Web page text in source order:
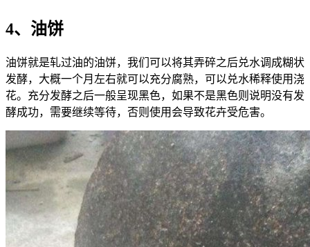
4、油饼
油饼就是轧过油的油饼，我们可以将其弄碎之后兑水调成糊状
发酵，大概一个月左右就可以充分腐熟，可以兑水稀释使用浇
花。充分发酵之后一般呈现黑色，如果不是黑色则说明没有发
酵成功，需要继续等待，否则使用会导致花卉受危害。